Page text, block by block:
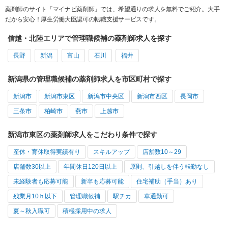
薬剤師のサイト「マイナビ薬剤師」では、希望通りの求人を無料でご紹介。大手
だから安心！厚生労働大臣認可の転職支援サービスです。
信越・北陸エリアで管理職候補の薬剤師求人を探す
長野 新潟 富山 石川 福井
新潟県の管理職候補の薬剤師求人を市区町村で探す
新潟市 新潟市東区 新潟市中央区 新潟市西区 長岡市
三条市 柏崎市 燕市 上越市
新潟市東区の薬剤師求人をこだわり条件で探す
産休・育休取得実績有り スキルアップ 店舗数10～29
店舗数30以上 年間休日120日以上 原則、引越しを伴う転勤なし
未経験者も応募可能 新卒も応募可能 住宅補助（手当）あり
残業月10ｈ以下 管理職候補 駅チカ 車通勤可
夏～秋入職可 積極採用中の求人